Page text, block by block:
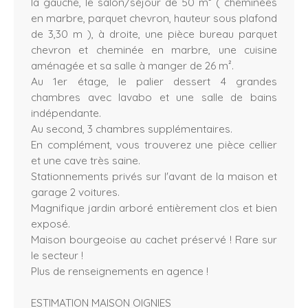
en marbre, parquet chevron, hauteur sous plafond
de 3,30 m ), à droite, une pièce bureau parquet
chevron et cheminée en marbre, une cuisine
aménagée et sa salle à manger de 26 m².
Au 1er étage, le palier dessert 4 grandes
chambres avec lavabo et une salle de bains
indépendante.
Au second, 3 chambres supplémentaires.
En complément, vous trouverez une pièce cellier
et une cave très saine.
Stationnements privés sur l'avant de la maison et
garage 2 voitures.
Magnifique jardin arboré entièrement clos et bien
exposé.
Maison bourgeoise au cachet préservé ! Rare sur
le secteur !
Plus de renseignements en agence !
ESTIMATION MAISON OIGNIES